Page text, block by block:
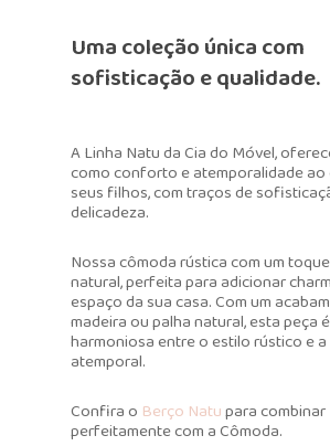
Uma coleção única com
sofisticação e qualidade.
A Linha Natu da Cia do Móvel,
como conforto e atemporalidade ao
seus filhos, com traços de
delicadeza.
Nossa cômoda rústica com um
natural, perfeita para adicionar
espaço da sua casa. Com um
madeira ou palha natural, esta peça
harmoniosa entre o estilo rústico e
atemporal.
Confira o Berço Natupara combinar
perfeitamente com a Cômoda.